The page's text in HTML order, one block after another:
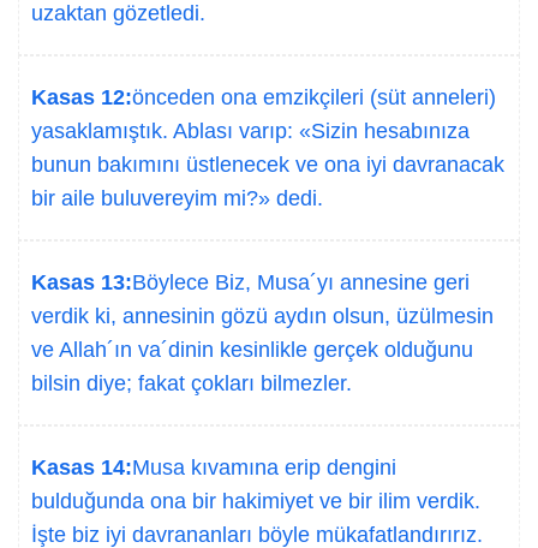
uzaktan gözetledi.
Kasas 12:önceden ona emzikçileri (süt anneleri)
yasaklamıştık. Ablası varıp: «Sizin hesabınıza
bunun bakımını üstlenecek ve ona iyi davranacak
bir aile buluvereyim mi?» dedi.
Kasas 13:Böylece Biz, Musa´yı annesine geri
verdik ki, annesinin gözü aydın olsun, üzülmesin
ve Allah´ın va´dinin kesinlikle gerçek olduğunu
bilsin diye; fakat çokları bilmezler.
Kasas 14:Musa kıvamına erip dengini
bulduğunda ona bir hakimiyet ve bir ilim verdik.
İşte biz iyi davrananları böyle mükafatlandırırız.